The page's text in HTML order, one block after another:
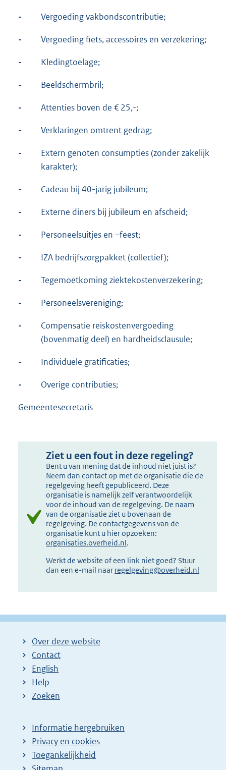
- Vergoeding vakbondscontributie;
- Vergoeding fiets, accessoires en verzekering;
- Kledingtoelage;
- Beeldschermbril;
- Attenties boven de € 25,-;
- Verklaringen omtrent gedrag;
-
Extern genoten consumpties (zonder zakelijk
karakter);
- Cadeau bij 40-jarig jubileum;
- Externe diners bij jubileum en afscheid;
- Personeelsuitjes en –feest;
- IZA bedrijfszorgpakket (collectief);
- Tegemoetkoming ziektekostenverzekering;
- Personeelsvereniging;
-
Compensatie reiskostenvergoeding
(bovenmatig deel) en hardheidsclausule;
- Individuele gratificaties;
- Overige contributies;
Gemeentesecretaris
Ziet u een fout in deze regeling?
Bent u van mening dat de inhoud niet juist is?
Neem dan contact op met de organisatie die de
regelgeving heeft gepubliceerd. Deze
organisatie is namelijk zelf verantwoordelijk
voor de inhoud van de regelgeving. De naam
van de organisatie ziet u bovenaan de
regelgeving. De contactgegevens van de
organisatie kunt u hier opzoeken:
organisaties.overheid.nl.
Werkt de website of een link niet goed? Stuur
dan een e-mail naar regelgeving@overheid.nl
Over deze website
Contact
English
Help
Zoeken
Informatie hergebruiken
Privacy en cookies
Toegankelijkheid